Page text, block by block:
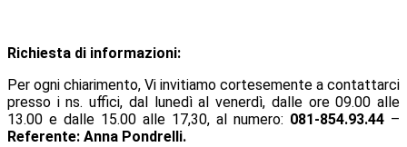
Richiesta di informazioni:
Per ogni chiarimento, Vi invitiamo cortesemente a contattarci
presso i ns. uffici, dal lunedì al venerdì, dalle ore 09.00 alle
13.00 e dalle 15.00 alle 17,30, al numero: 081-854.93.44 –
Referente: Anna Pondrelli.